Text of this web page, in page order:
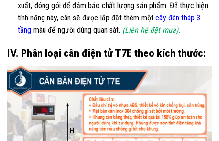
xuất, đóng gói để đảm bảo chất lượng sản phẩm. Để thực hiện
tính năng này, cân sẽ được lắp đặt thêm một cây đèn tháp 3
tầngmàu để người dùng quan sát. (Liên hệ đặt mua).
IV. Phân loại cân điện tử T7E theo kích thước: